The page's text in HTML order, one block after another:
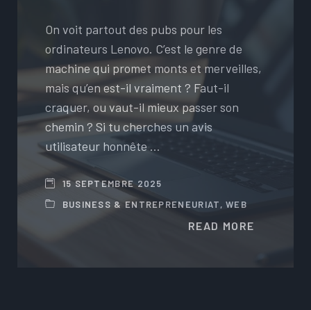
On voit partout des pubs pour les
ordinateurs Lenovo. C’est le genre de
machine qui promet monts et merveilles,
mais qu’en est-il vraiment ? Faut-il
craquer, ou vaut-il mieux passer son
chemin ? Si tu cherches un avis
utilisateur honnête …
15 SEPTEMBRE 2025
BUSINESS & ENTREPRENEURIAT,WEB
READ MORE